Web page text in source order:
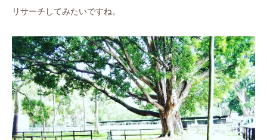
リサーチしてみたいですね。